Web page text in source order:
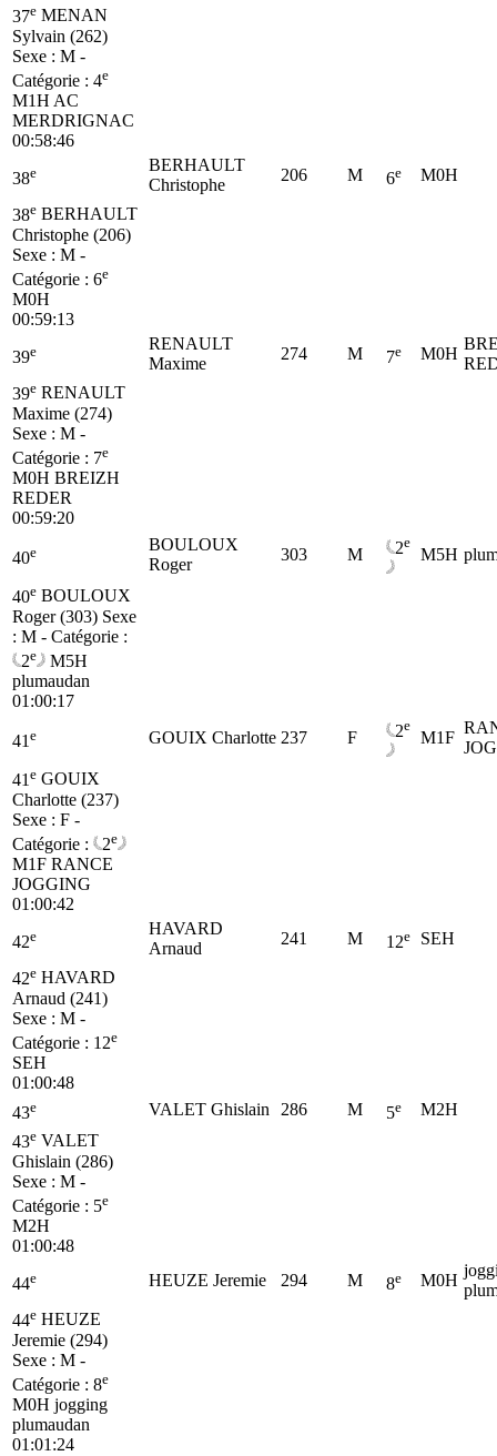
37e MENAN
Sylvain (262)
Sexe : M -
Catégorie : 4e
M1H AC
MERDRIGNAC
00:58:46
38e
BERHAULT
Christophe
206 M 6e M0H
38e BERHAULT
Christophe (206)
Sexe : M -
Catégorie : 6e
M0H
00:59:13
39e
RENAULT
Maxime
274 M 7e M0H
39e RENAULT
Maxime (274)
Sexe : M -
Catégorie : 7e
M0H BREIZH
REDER
00:59:20
40e
BOULOUX
Roger
303 M 2e
M5H
40e BOULOUX
Roger (303) Sexe
: M - Catégorie :
2e
M5H
plumaudan
01:00:17
41 e GOUIX Charlotte 237 F 2e
M1F
41 e GOUIX
Charlotte (237)
Sexe : F -
Catégorie :
2e
M1F RANCE
JOGGING
01:00:42
42e
HAVARD
Arnaud
241 M 12e SEH
42e HAVARD
Arnaud (241)
Sexe : M -
Catégorie : 12e
SEH
01:00:48
43e VALET Ghislain 286 M 5e
M2H
43e VALET
Ghislain (286)
Sexe : M -
Catégorie : 5e
M2H
01:00:48
44e HEUZE Jeremie 294 M 8e M0H
44e HEUZE
Jeremie (294)
Sexe : M -
Catégorie : 8e
M0H jogging
plumaudan
01:01:24